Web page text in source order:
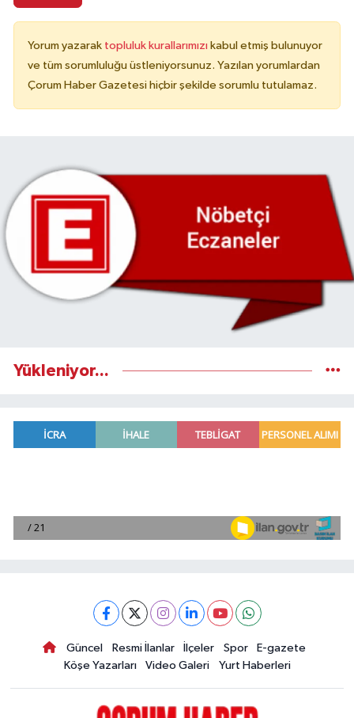
Yorum yazarak topluluk kurallarımızı kabul etmiş bulunuyor
ve tüm sorumluluğu üstleniyorsunuz. Yazılan yorumlardan
Çorum Haber Gazetesi hiçbir şekilde sorumlu tutulamaz.
Yükleniyor...
Güncel Resmi İlanlar İlçeler Spor
E-gazete
Köşe Yazarları
Video Galeri Yurt Haberleri